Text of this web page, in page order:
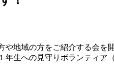
地域の方をご紹介する会を開
生への見守りボランティア